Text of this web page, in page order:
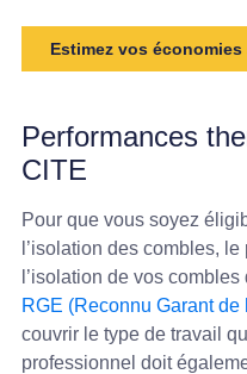
Estimez vos
Performances
CITE
Pour que vous soyez
l’isolation des combles,
l’isolation de vos
RGE (Reconnu Garant de
couvrir le type de travail
professionnel doit